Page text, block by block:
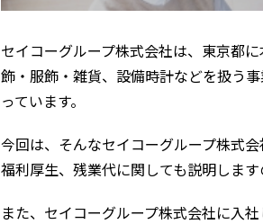
セイコーグループ株式会社は、東京都
飾・服飾・雑貨、設備時計などを扱う
っています。
今回は、そんなセイコーグループ株式
福利厚生、残業代に関しても説明しま
また、セイコーグループ株式会社に入